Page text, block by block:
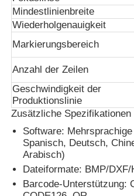
Qualitätskontrolle
Kontakt
Referenzen
Maschine zum Markieren
Handlaser-
Mindestlinienbreite
Wiederholgenauigkeit
Markierungsbereich
Anzahl der Zeilen
Geschwindigkeit der
Produktionslinie
Zusätzliche Spezifikationen
Software:
Spanisch, Deutsch,
Arabisch)
Dateiformate: BMP/
Barcode-Unterstützung: